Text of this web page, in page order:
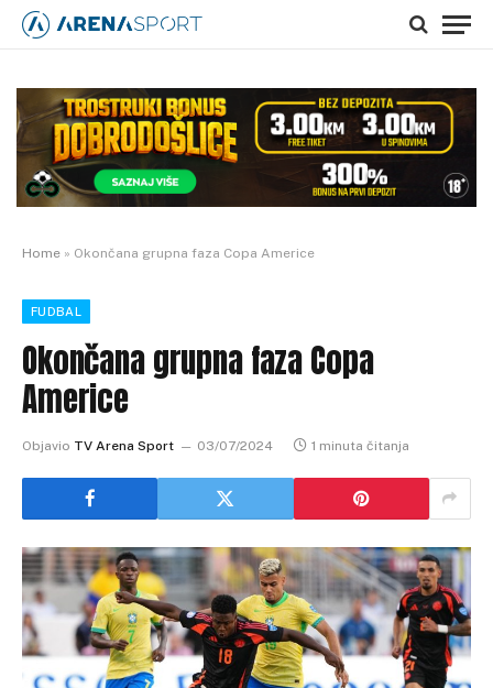
Home » Okončana grupna faza Copa Americe
FUDBAL
Okončana grupna faza Copa
Americe
Objavio TV Arena Sport 03/07/2024 1 minuta čitanja